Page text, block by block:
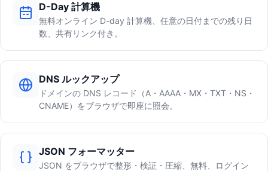
D-Day 計算機
無料オンライン D-day 計算機、任意の日付までの残り日
数、共有リンク付き。
DNS ルックアップ
ドメインの DNS レコード（A・AAAA・MX・TXT・NS・
CNAME）をブラウザで即座に照会。
JSON フォーマッター
JSON をブラウザで整形・検証・圧縮、無料、ログイン